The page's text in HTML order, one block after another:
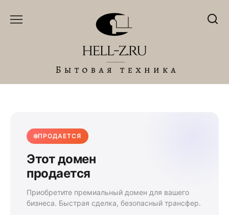
ПРОДАЕТСЯ
Этот домен
продается
Приобретите премиальный домен для вашего
бизнеса. Быстрая сделка, безопасный трансфер.